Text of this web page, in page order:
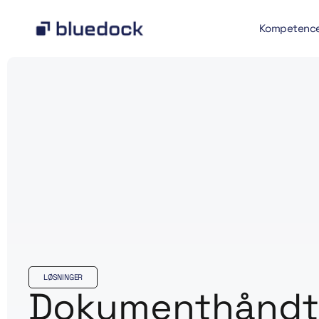
LØSNINGER